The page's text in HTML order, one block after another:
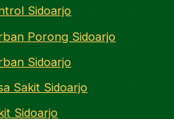
Sidoarjo
Porong Sidoarjo
Sidoarjo
Sakit Sidoarjo
Sidoarjo